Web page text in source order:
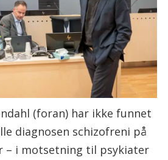
(foran) har ikke funnet
diagnosen schizofreni på
– i motsetning til psykiater